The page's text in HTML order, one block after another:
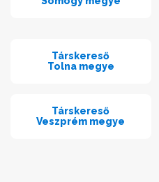
Társkereső
Tolna megye
Társkereső
Veszprém megye